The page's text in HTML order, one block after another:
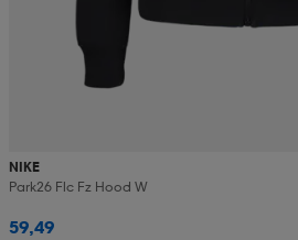
NIKE
Park26 Flc Fz Hood W
59,49